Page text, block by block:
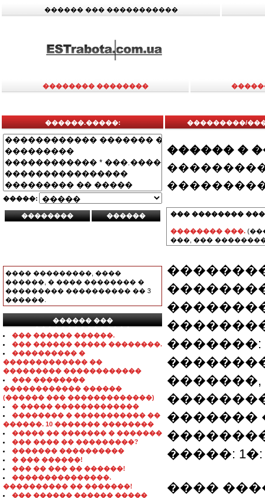
������ ��� �����������
�������� ��������
������.�����:
�����:
���� ���������, ����
������, � ���� �������� �
��������� ���������� �� 3
������.
������ ���
���������������
��� ������ ������.
��� ������ ����� ��������.
���������� �
������������� ��
��������� ������������
��� ��������
������������ ������
(������ ��� �������������)
� ����� �������������
�������� � ����������� ��
������. 10 ������� ��������
����� �� ������� � �������
��� ���� �� ���������?
������� ����������
� ��� ������!
��� �� ��� �� ������!
���������������.
���������� �� �������!
��� ������ ������ �����
���������/
������ �
��� ��������
�������� ���.
���, ���
�������:
�������, e-
�������
�����:
����